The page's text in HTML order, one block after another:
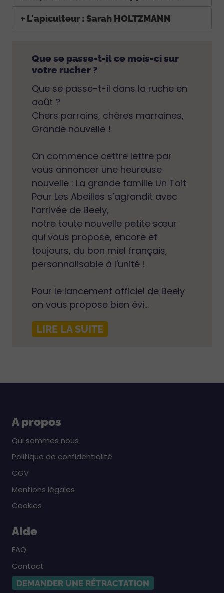
L'apiculteur : Sarah HOLTZMANN
Que se passe-t-il ce mois-ci sur
votre rucher ?
Que se passe-t-il dans la ruche en
août ?
Chers parrains, chères marraines,
Grande nouvelle !
On commence cettre lettre par
vous annoncer une heureuse
nouvelle : La grande famille Un Toit
Pour Les Abeilles s’agrandit avec
l’arrivée de Beely,
notre toute nouvelle petite sœur
qui vous propose, encore et
toujours, du bon miel français,
personnalisable à l'unité !
Pour le lancement officiel de Beely
on vous propose bien évi...
LIRE LA SUITE
A propos
Qui sommes nous
Politique de confidentialité
CGV
Mentions légales
Cookies
Aide
FAQ
Contact
DEMANDER UNE RÉTRACTATION